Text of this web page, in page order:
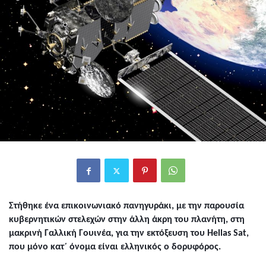
Στήθηκε ένα επικοινωνιακό πανηγυράκι, με την παρουσία
κυβερνητικών στελεχών στην άλλη άκρη του πλανήτη, στη
μακρινή Γαλλική Γουινέα, για την εκτόξευση του Hellas Sat,
που μόνο κατ´ όνομα είναι ελληνικός ο δορυφόρος.